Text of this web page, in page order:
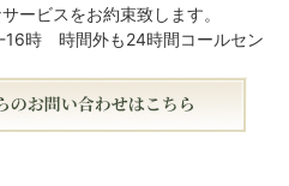
ービスをお約束致します。
時 時間外も24時間コールセン